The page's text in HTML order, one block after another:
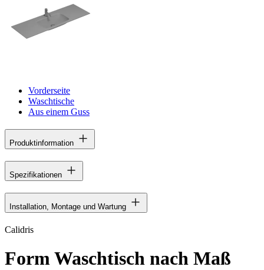
Vorderseite
Waschtische
Aus einem Guss
Produktinformation
Spezifikationen
Installation, Montage und Wartung
Calidris
Form Waschtisch nach Maß